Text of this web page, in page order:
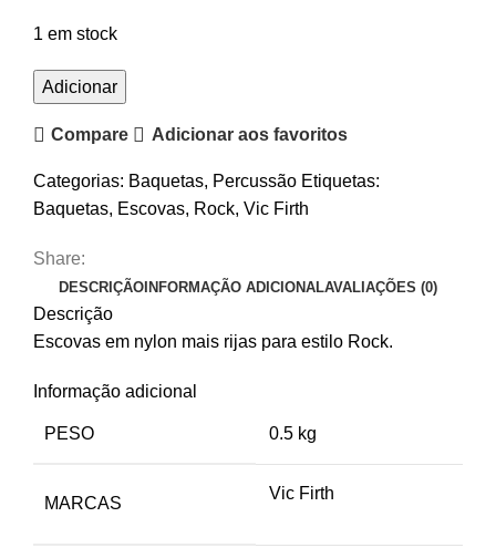
1 em stock
Quantidade
de
Escovas
Firth
BRR
Rock
Adicionar
Compare Adicionar aos favoritos
Categorias: Baquetas, Percussão Etiquetas:
Baquetas, Escovas, Rock, Vic Firth
Share:
DESCRIÇÃOINFORMAÇÃO ADICIONALAVALIAÇÕES (0)
Descrição
Escovas em nylon mais rijas para estilo Rock.
Informação adicional
PESO 0.5 kg
MARCAS
Vic Firth